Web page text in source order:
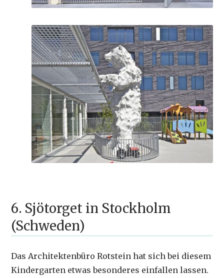
6. Sjötorget in Stockholm
(Schweden)
Das Architektenbüro Rotstein hat sich bei diesem
Kindergarten etwas besonderes einfallen lassen.